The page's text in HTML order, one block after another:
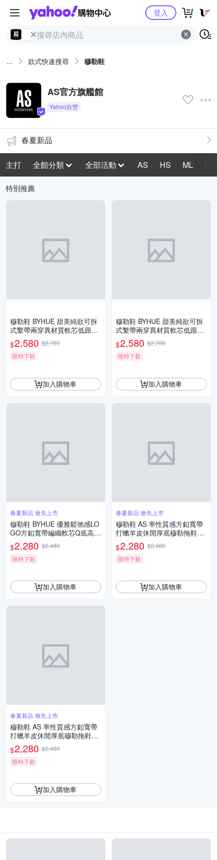
Yahoo購物中心
登入
... 款式快速搜尋 穆勒鞋
AS官方旗艦館
春夏新品
主打 全館分類 全部活動 AS HS ML
特別推薦
穆勒鞋 BYHUE 甜美純欲可拆
式繫帶兩穿異材質軟芯低跟穆
勒拖鞋－綠
$2,580 $2,780
限時下殺
加入購物車
穆勒鞋 BYHUE 甜美純欲可拆
式繫帶兩穿異材質軟芯低跟穆
勒拖鞋－黑
$2,580 $2,780
限時下殺
加入購物車
春夏新品 搶先上市
穆勒鞋 BYHUE 優雅鬆弛感LO
GO方釦寬帶編織軟芯Q底高跟
穆勒拖鞋－米白
$2,280 $2,480
限時下殺
加入購物車
春夏新品 搶先上市
穆勒鞋 AS 率性質感方釦寬帶
打蠟羊皮休閒厚底穆勒拖鞋－
米白
$2,280 $2,480
限時下殺
加入購物車
春夏新品 搶先上市
穆勒鞋 AS 率性質感方釦寬帶
打蠟羊皮休閒厚底穆勒拖鞋－
棕
$2,280 $2,480
限時下殺
加入購物車